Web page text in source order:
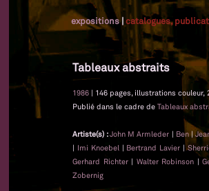
expositions|catalogues,
Tableaux abstraits
1986 | 146 pages, illustrations couleur,
Publié dans le cadre de Tableaux
Artiste(s) :John M Armleder | Ben|
| Imi Knoebel | Bertrand Lavier |
Gerhard Richter| Walter Robinson |
Zobernig